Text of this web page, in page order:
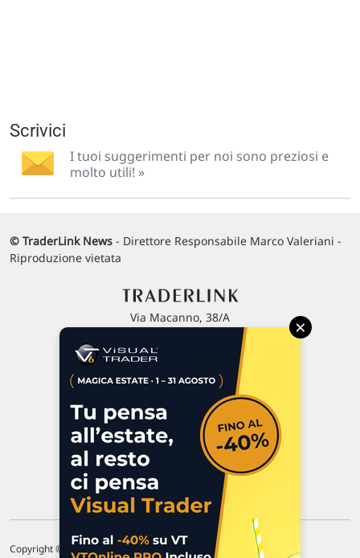
Scrivici
I tuoi suggerimenti per noi sono preziosi e
molto utili! »
© TraderLink News - Direttore Responsabile Marco Valeriani -
Riproduzione vietata
Via Macanno, 38/A
P.IVA 02 452 460 401
Commenti e segnalazioni
Contattaci
Copyright © 1996-2026 Traderlink Italia s.r.l.
×